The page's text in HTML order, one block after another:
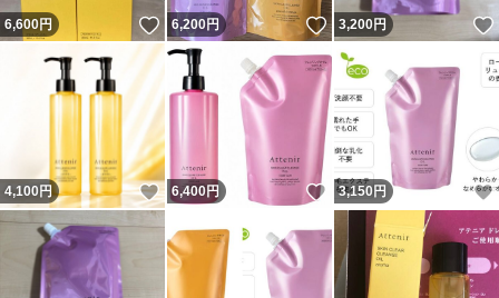
6,600円 いいね！
6,200円 いいね！
3,200円
4,100円 いいね！
6,400円 いいね！
3,150 円